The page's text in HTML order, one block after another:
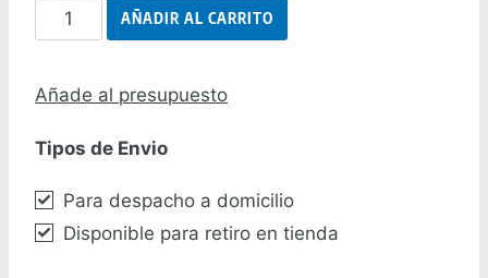
Botón
Rojo
de
en
Español
con
AÑADIR AL CARRITO
Añade al presupuesto
Tipos de Envio
Para despacho a domicilio
Disponible para retiro en tienda